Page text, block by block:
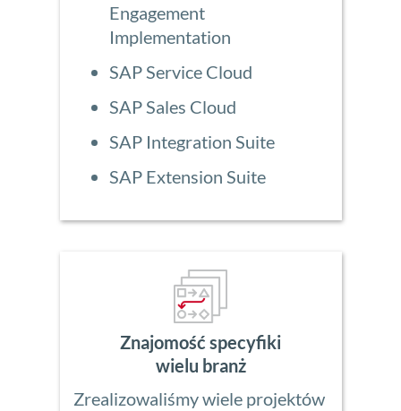
Engagement
Implementation
SAP Service Cloud
SAP Sales Cloud
SAP Integration Suite
SAP Extension Suite
Znajomość specyfiki
wielu branż
Zrealizowaliśmy wiele projektów